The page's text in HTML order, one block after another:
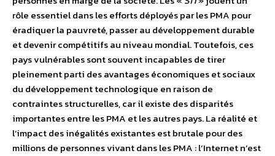
rôle essentiel dans les efforts déployés par les PMA pour
éradiquer la pauvreté, passer au développement durable
et devenir compétitifs au niveau mondial. Toutefois, ces
pays vulnérables sont souvent incapables de tirer
pleinement parti des avantages économiques et sociaux
du développement technologique en raison de
contraintes structurelles, car il existe des disparités
importantes entre les PMA et les autres pays. La réalité et
l’impact des inégalités existantes est brutale pour des
millions de personnes vivant dans les PMA : l’Internet n’est